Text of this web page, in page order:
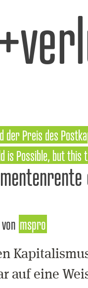
der Preis des
is Possible, but
von mspro
auf eine